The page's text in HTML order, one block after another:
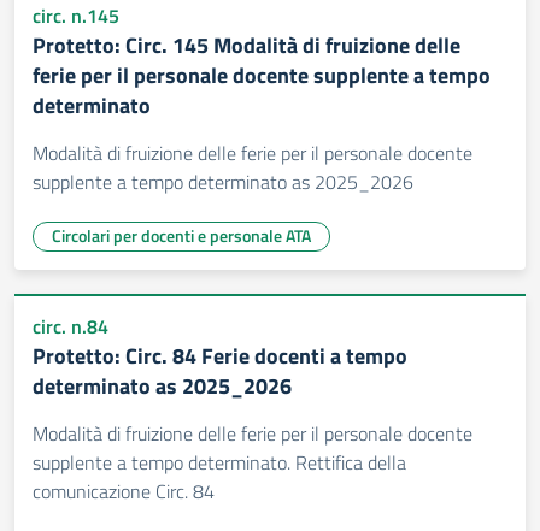
circ. n.145
Protetto: Circ. 145 Modalità di fruizione delle
ferie per il personale docente supplente a tempo
determinato
Modalità di fruizione delle ferie per il personale docente
supplente a tempo determinato as 2025_2026
Circolari per docenti e personale ATA
circ. n.84
Protetto: Circ. 84 Ferie docenti a tempo
determinato as 2025_2026
Modalità di fruizione delle ferie per il personale docente
supplente a tempo determinato. Rettifica della
comunicazione Circ. 84